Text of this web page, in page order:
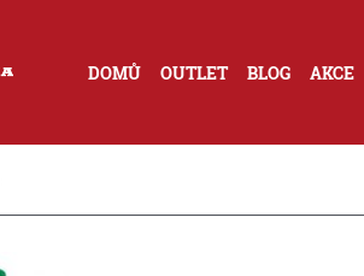
DOMŮ OUTLET BLOG AKCE